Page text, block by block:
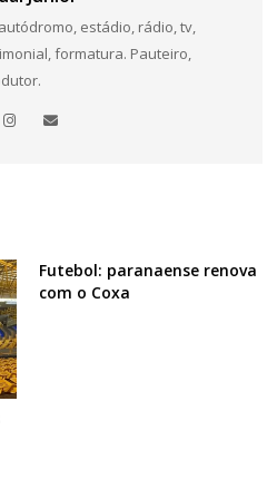
estádio, rádio, tv,
formatura. Pauteiro,
Futebol: paranaense renova
com o Coxa